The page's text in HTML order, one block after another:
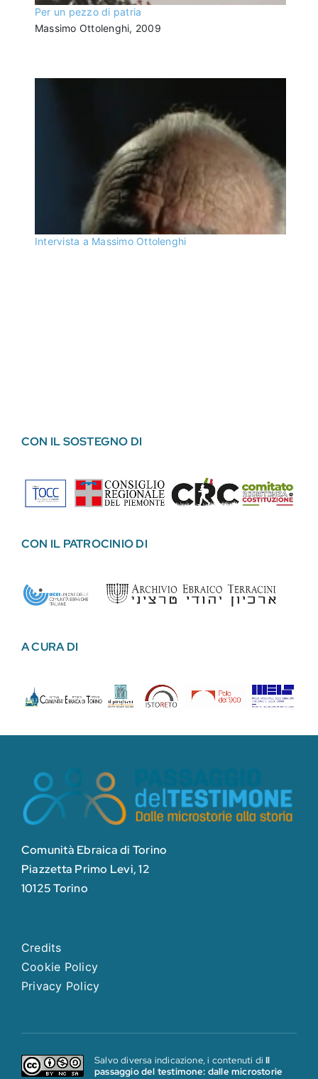
Per un pezzo di patria
Massimo Ottolenghi, 2009
Intervista a Massimo Ottolenghi
CON IL SOSTEGNO DI
CON IL PATROCINIO DI
A CURA DI
Comunità Ebraica di Torino
Piazzetta Primo Levi, 12
10125 Torino
Credits
Cookie Policy
Privacy Policy
Salvo diversa indicazione, i contenuti diIl
passaggio del testimone: dalle microstorie